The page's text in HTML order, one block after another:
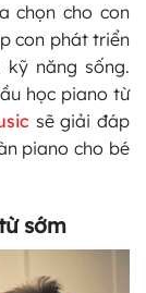
chọn cho con
con phát triển
năng sống.
học piano từ
sẽ giải đáp
piano cho bé
sớm